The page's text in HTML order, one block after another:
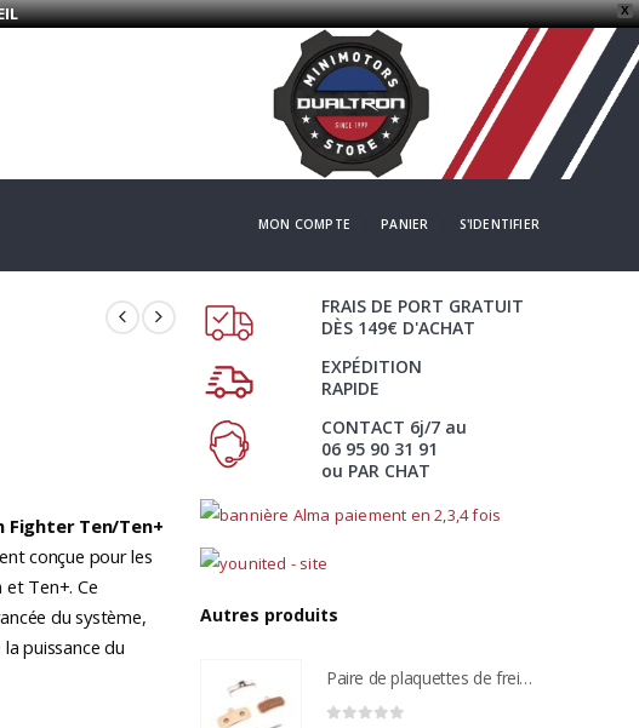
X
MON COMPTE PANIER S'IDENTIFIER
Fighter Ten/Ten+
conçue pour les
Ten+. Ce
du système,
puissance du
FRAIS DE PORT GRATUIT
DÈS 149€ D'ACHAT
EXPÉDITION
RAPIDE
CONTACT 6j/7 au
06 95 90 31 91
ou PAR CHAT
Autres produits
Paire de plaquettes de frein métal frité Compatible étrier de freins nutt 4 pistons